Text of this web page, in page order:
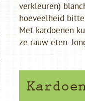
verkleuren)
hoeveelheid
Met kardoenen
ze rauw eten.